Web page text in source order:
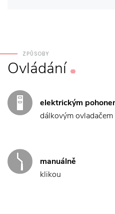
ZPŮSOBY
Ovládání
elektrickým
dálkovým
manuálně
klikou